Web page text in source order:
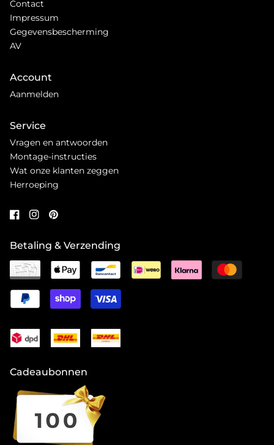
Contact
Impressum
Gegevensbescherming
AV
Account
Aanmelden
Service
Vragen en antwoorden
Montage-instructies
Wat onze klanten zeggen
Herroeping
Betaling & Verzending
Cadeaubonnen